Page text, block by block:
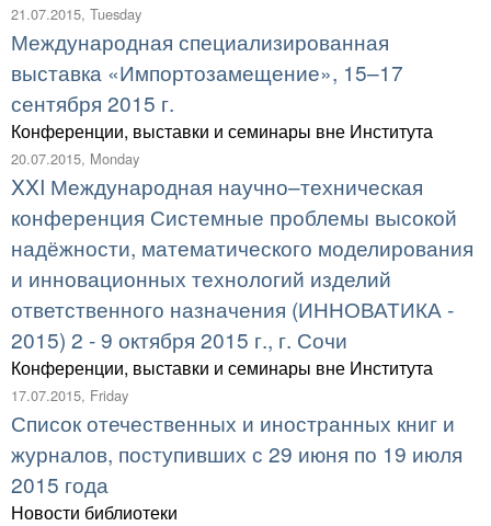
21.07.2015, Tuesday
Международная специализированная
выставка «Импортозамещение», 15–17
сентября 2015 г.
Конференции, выставки и семинары вне Института
20.07.2015, Monday
XXI Международная научно–техническая
конференция Системные проблемы высокой
надёжности, математического моделирования
и инновационных технологий изделий
ответственного назначения (ИННОВАТИКА -
2015) 2 - 9 октября 2015 г., г. Сочи
Конференции, выставки и семинары вне Института
17.07.2015, Friday
Список отечественных и иностранных книг и
журналов, поступивших с 29 июня по 19 июля
2015 года
Новости библиотеки